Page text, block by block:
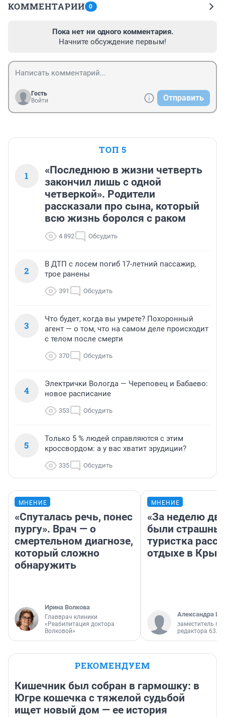
КОММЕНТАРИИ 0
Пока нет ни одного комментария.
Начните обсуждение первым!
Гость
Войти
Отправить
ТОП 5
1
«Последнюю в жизни четверть
закончил лишь с одной
четверкой». Родители
рассказали про сына, который
всю жизнь боролся с раком
4 892 Обсудить
2
В ДТП с лосем погиб 17-летний пассажир,
трое ранены
391 Обсудить
3
Что будет, когда вы умрете? Похоронный
агент — о том, что на самом деле происходит
с телом после смерти
370 Обсудить
4
Электрички Вологда — Череповец и Бабаево:
новое расписание
353 Обсудить
5
Только 5 % людей справляются с этим
кроссвордом: а у вас хватит эрудиции?
335 Обсудить
МНЕНИЕ
«Спуталась речь, понес
пургу». Врач — о
смертельном диагнозе,
который сложно
обнаружить
Ирина Волкова
Главврач клиники
«Реабилитация доктора
Волковой»
МНЕНИЕ
«За неделю
были
туристка
отдыхе в
Александра
заместитель
редактора 63.RU
РЕКОМЕНДУЕМ
Кишечник был собран в гармошку: в
Югре кошечка с тяжелой судьбой
ищет новый дом — ее история